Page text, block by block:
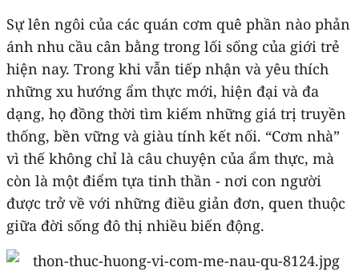
Sự lên ngôi của các quán cơm quê phần nào phản
ánh nhu cầu cân bằng trong lối sống của giới trẻ
hiện nay. Trong khi vẫn tiếp nhận và yêu thích
những xu hướng ẩm thực mới, hiện đại và đa
dạng, họ đồng thời tìm kiếm những giá trị truyền
thống, bền vững và giàu tính kết nối. “Cơm nhà”
vì thế không chỉ là câu chuyện của ẩm thực, mà
còn là một điểm tựa tinh thần - nơi con người
được trở về với những điều giản đơn, quen thuộc
giữa đời sống đô thị nhiều biến động.